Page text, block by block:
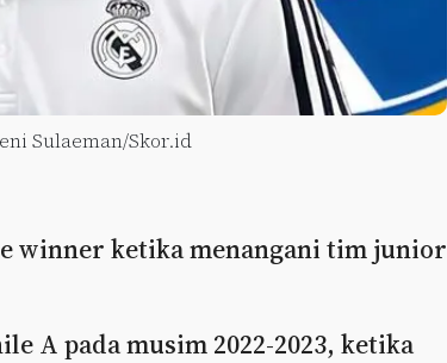
Sulaeman/Skor.id
winner ketika menangani tim junior
A pada musim 2022-2023, ketika